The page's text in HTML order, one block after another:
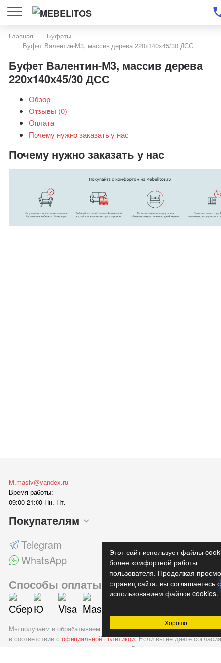
Хорошо
Этот сайт использует файлы
более комфортной работы
пользователя. Продолжая
страниц сайта, вы соглашаетесь с
использованием файлов cookies.
Главная
Буфеты
Буфет Валентин-М3, массив дерева 220х140х45/30 ДСС
Буфет Валентин-М3, массив дерева
220х140х45/30 ДСС
Обзор
Отзывы (0)
Оплата
Почему нужно заказать у нас
Почему нужно заказать у нас
M.masiv@yandex.ru
Время работы:
09:00-21:00 Пн.-Пт.
Покупателям
Telegram
WhatsApp
Способы оплаты
Мы получаем и обрабатываем персональные данные посетителей
в соответствии софициальной политикой. Если вы не даете
обработку своих персональных данных, Вам необходимо покинуть